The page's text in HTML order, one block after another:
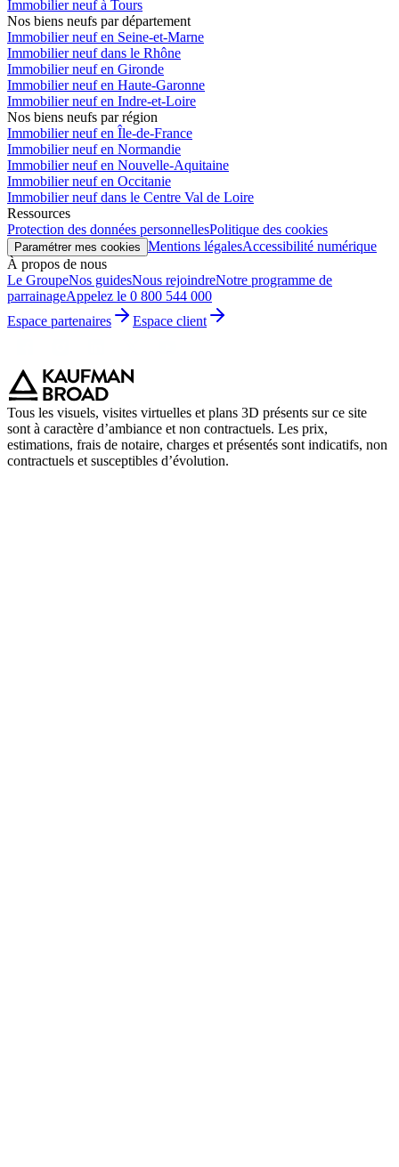
Immobilier neuf à Tours
Nos biens neufs par département
Immobilier neuf en Seine-et-Marne
Immobilier neuf dans le Rhône
Immobilier neuf en Gironde
Immobilier neuf en Haute-Garonne
Immobilier neuf en Indre-et-Loire
Nos biens neufs par région
Immobilier neuf en Île-de-France
Immobilier neuf en Normandie
Immobilier neuf en Nouvelle-Aquitaine
Immobilier neuf en Occitanie
Immobilier neuf dans le Centre Val de Loire
Ressources
Protection des données personnellesPolitique des cookies
Paramétrer mes cookies Mentions légalesAccessibilité numérique
À propos de nous
Le GroupeNos guidesNous rejoindreNotre programme de
parrainageAppelez le 0 800 544 000
Espace partenaires
Espace client
Tous les visuels, visites virtuelles et plans 3D présents sur ce site
sont à caractère d’ambiance et non contractuels. Les prix,
estimations, frais de notaire, charges et présentés sont indicatifs, non
contractuels et susceptibles d’évolution.